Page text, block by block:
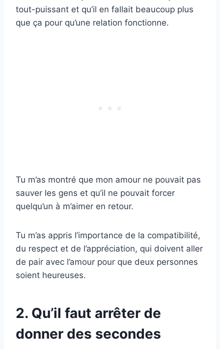
tout-puissant et qu’il en fallait beaucoup plus
que ça pour qu’une relation fonctionne.
Tu m’as montré que mon amour ne pouvait pas
sauver les gens et qu’il ne pouvait forcer
quelqu’un à m’aimer en retour.
Tu m’as appris l’importance de la compatibilité,
du respect et de l’appréciation, qui doivent aller
de pair avec l’amour pour que deux personnes
soient heureuses.
2. Qu’il faut arrêter de
donner des secondes